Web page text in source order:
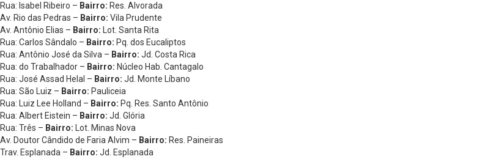
Rua: Isabel Ribeiro – Bairro: Res. Alvorada
Av. Rio das Pedras – Bairro: Vila Prudente
Av. Antônio Elias – Bairro: Lot. Santa Rita
Rua: Carlos Sândalo – Bairro: Pq. dos Eucaliptos
Rua: Antônio José da Silva – Bairro: Jd. Costa Rica
Rua: do Trabalhador – Bairro: Núcleo Hab. Cantagalo
Rua: José Assad Helal – Bairro: Jd. Monte Líbano
Rua: São Luiz – Bairro: Pauliceia
Rua: Luiz Lee Holland – Bairro: Pq. Res. Santo Antônio
Rua: Albert Eistein – Bairro: Jd. Glória
Rua: Três – Bairro: Lot. Minas Nova
Av. Doutor Cândido de Faria Alvim – Bairro: Res. Paineiras
Trav. Esplanada – Bairro: Jd. Esplanada